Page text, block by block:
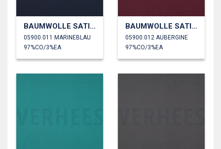
BAUMWOLLE SATIN STRETCH
05900.011 MARINEBLAU
97%CO/3%EA
BAUMWOLLE SATIN STRETCH
05900.012 AUBERGINE
97%CO/3%EA